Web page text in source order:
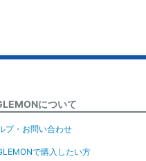
について
プ・お問い合わせ
で購入したい方